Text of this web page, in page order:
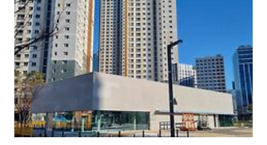
리한 편이고 기차의 정시성 덕분에 도로교통체증과 관계 없이 회사 출퇴
근이나 약속 장소에 늦지 않게 도착할 수 있는 점이 또다른 큰 매리트인
것 같다.